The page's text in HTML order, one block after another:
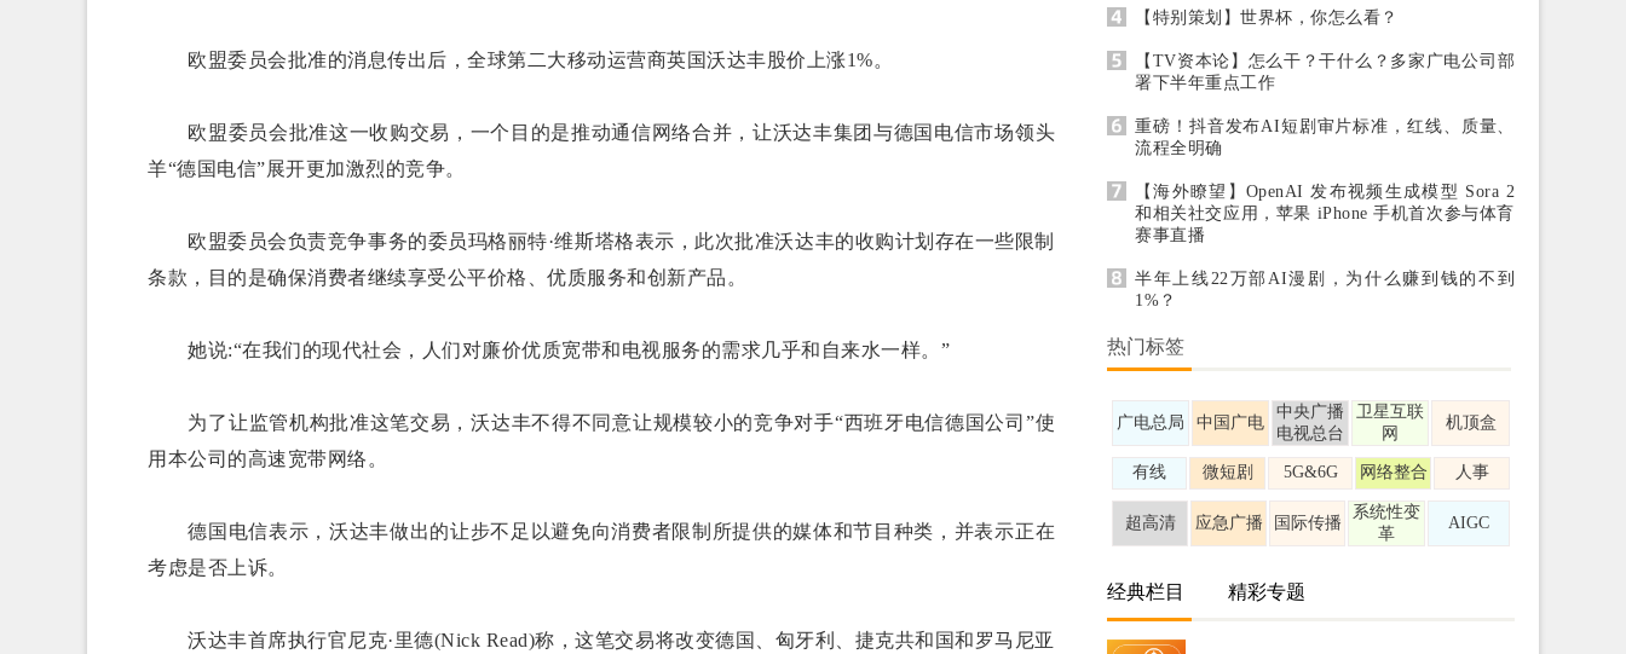
欧盟委员会批准的消息传出后，全球第二大移动运营商英国沃达丰股价上涨1%。
欧盟委员会批准这一收购交易，一个目的是推动通信网络合并，让沃达丰集团与德国电信市场领头
羊“德国电信”展开更加激烈的竞争。
欧盟委员会负责竞争事务的委员玛格丽特·维斯塔格表示，此次批准沃达丰的收购计划存在一些限制
条款，目的是确保消费者继续享受公平价格、优质服务和创新产品。
她说:“在我们的现代社会，人们对廉价优质宽带和电视服务的需求几乎和自来水一样。”
为了让监管机构批准这笔交易，沃达丰不得不同意让规模较小的竞争对手“西班牙电信德国公司”使
用本公司的高速宽带网络。
德国电信表示，沃达丰做出的让步不足以避免向消费者限制所提供的媒体和节目种类，并表示正在
考虑是否上诉。
沃达丰首席执行官尼克·里德(Nick Read)称，这笔交易将改变德国、匈牙利、捷克共和国和罗马尼亚
【特别策划】世界杯，你怎么看？
【TV资本论】怎么干？干什么？多家广电公司部
署下半年重点工作
重磅！抖音发布AI短剧审片标准，红线、质量、
流程全明确
【海外瞭望】OpenAI 发布视频生成模型 Sora 2
和相关社交应用，苹果 iPhone 手机首次参与体育
赛事直播
半年上线22万部AI漫剧，为什么赚到钱的不到
1%？
热门标签
广电总局 中国广电
中央广播
电视总台
卫星互联
网
机顶盒
有线 微短剧 5G&6G 网络整合 人事
超高清 应急广播 国际传播
系统性变
革
AIGC
经典栏目 精彩专题